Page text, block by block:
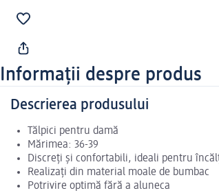
Informații despre produs
Descrierea produsului
Tălpici pentru damă
Mărimea: 36-39
Discreți și confortabili, ideali pentru
Realizați din material moale de bumbac
Potrivire optimă fără a aluneca